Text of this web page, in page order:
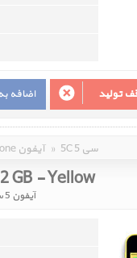
اضافه تولید
iPhone آیفون » 5C 5 سی
GB - Yellow
آیفون 5 سی 32 گیگابایت - زرد